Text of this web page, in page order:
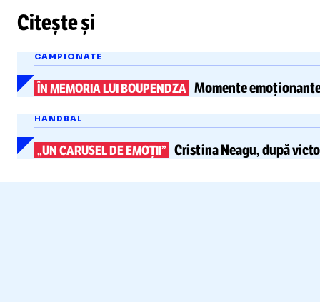
Citește și
CAMPIONATE
ÎN MEMORIA LUI BOUPENDZA Momente
HANDBAL
„UN CARUSEL DE EMOȚII” Cristina Neagu, după